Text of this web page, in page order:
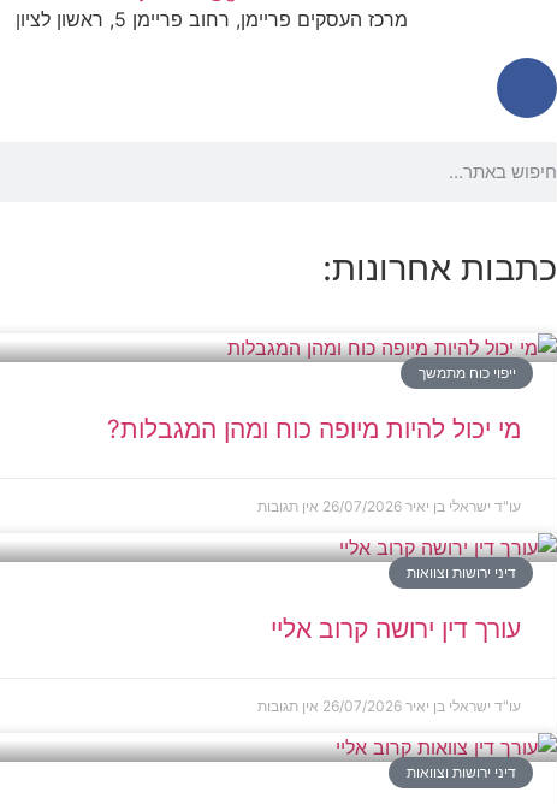
מרכז העסקים פריימן, רחוב פריימן 5, ראשון לציון
כתבות אחרונות:
ייפוי כוח מתמשך
מי יכול להיות מיופה כוח ומהן המגבלות?
עו"ד ישראלי בן יאיר 26/07/2026 אין תגובות
דיני ירושות וצוואות
עורך דין ירושה קרוב אליי
עו"ד ישראלי בן יאיר 26/07/2026 אין תגובות
דיני ירושות וצוואות